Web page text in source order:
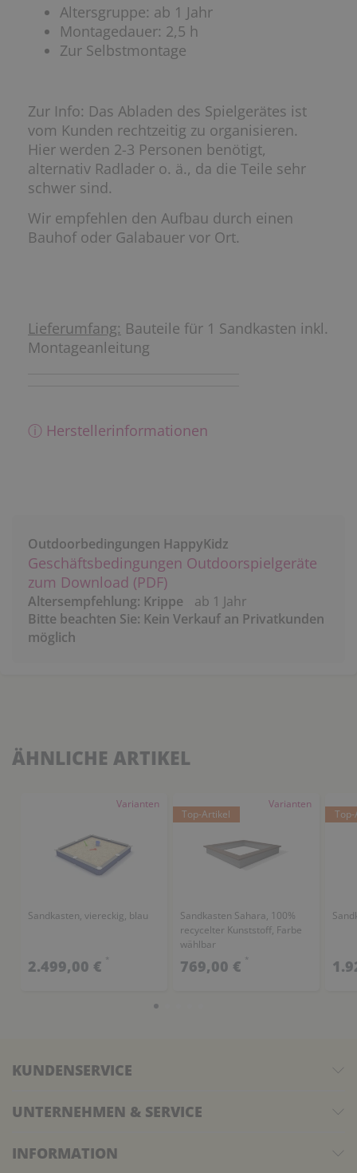
Altersgruppe: ab 1 Jahr
Montagedauer: 2,5 h
Zur Selbstmontage
Zur Info: Das Abladen des Spielgerätes ist
vom Kunden rechtzeitig zu organisieren.
Hier werden 2-3 Personen benötigt,
alternativ Radlader o. ä., da die Teile sehr
schwer sind.
Wir empfehlen den Aufbau durch einen
Bauhof oder Galabauer vor Ort.
Lieferumfang: Bauteile für 1 Sandkasten inkl.
Montageanleitung
ⓘ Herstellerinformationen
Outdoorbedingungen HappyKidz
Geschäftsbedingungen Outdoorspielgeräte
zum Download (PDF)
Altersempfehlung: Krippe
ab 1 Jahr
Bitte beachten Sie: Kein Verkauf an Privatkunden
möglich
ÄHNLICHE ARTIKEL
Varianten
Sandkasten, viereckig, blau
2.499,00 € *
Varianten
Top-Artikel
Sandkasten Sahara, 100%
recycelter Kunststoff, Farbe
wählbar
769,00 € *
KUNDENSERVICE
UNTERNEHMEN & SERVICE
INFORMATION